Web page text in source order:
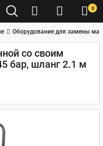
0
Оборудование для замены
со своим
бар, шланг 2.1 м